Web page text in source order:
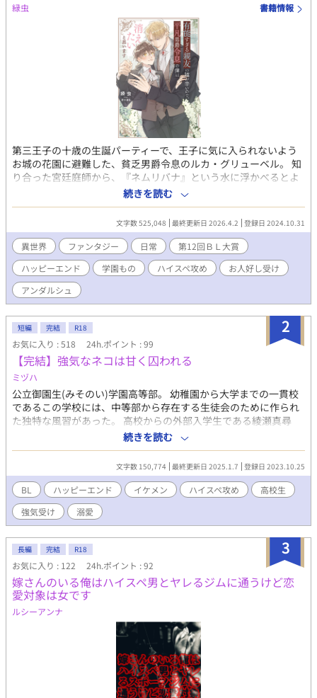
緑虫 書籍情報
第三王子の十歳の生誕パーティーで、王子に気に入られないよう
お城の花園に避難した、貧乏男爵令息のルカ・グリューベル。 知
り合った宮廷庭師から、『ネムリバナ』という水に浮かべるとよ
く寝られる香りを放つ花びらをもらう。 花園からの帰り道、噴水
で泣いている少年に遭遇。目の下に酷いクマのある少年を慰めた
ルカは、もらったばかりの花びらを男の子に渡して立ち去った。
十二歳になり、ルカは寄宿学校に入学する。 寮の同室になった子
は、まさかのその時の男の子、アルフレート（アリ）・ユーネル
侯爵令息だった。 見目麗しく文武両道のアリ。だが二年前と変わ
らず睡眠障害を抱えていて、目の下のクマは健在。 宮廷庭師と親
交を続けていたルカには、『ネムリバナ』を第三王子の為に学校
の温室で育てる役割を与えられていた。アリは花びらを王子の元
できるようになったルカは、早速アリに使ってみることに。 やが
て問題なく眠れるようになったアリはめきめきと頭角を表し、し
がない男爵令息にすぎない平凡なルカには手の届かない存在にな
っていく。 次第にアリに対する恋心に気づくルカ。だが、男の自
分はアリとは不釣り合いだと、卒業を機に離れることを決意す
る。 アリを見ない為に地方に移ったルカ。実はここは、アリの叔
父が経営する領地。そこでたった半年の間に朗らかで輝いていた
アリの変わり果てた姿を見てしまい――。 ハイスペ不眠攻めxお
人好し平凡受けのファンタジーBLです。ハピエン。
続きを読む
文字数 525,048 最終更新日 2026.4.2 登録日 2024.10.31
異世界 ファンタジー 日常
第12回ＢＬ大賞
ハッピーエンド
学園もの ハイスペ攻め
お人好し受け
アンダルシュ
2
短編 完結 R18
お気に入り : 518 24h.ポイント : 99
【完結】強気なネコは甘く囚われる
ミヅハ
公立御園生(みそのい)学園高等部。 幼稚園から大学までの一貫校
であるこの学校には、中等部から存在する生徒会のために作られ
た独特な風習があった。 高校からの外部入学生である綾瀬真尋
は、二週間経っても幼馴染みの長谷川倖人以外と親しく出来ない
でいたのだが、ある日の食堂で思わぬ事態に遭遇する。 学校の風
習など何も知らない真尋は、生徒会長の香月廉からとんでもない
事を言われてしまい大反発。 立場なども忘れて怒鳴りつけるもの
の意味はなく、それにブチ切れた真尋は、とりあえず関わらない
ようにしようと逃げ回ることにし───。 俺様美形攻め×生意気
強気美人受け *受けの口悪いです* ※性的描写有り オリジナル設
定あります。
続きを読む
文字数 150,774 最終更新日 2025.1.7 登録日 2023.10.25
BL ハッピーエンド イケメン ハイスペ攻め
高校生
強気受け
溺愛
3
長編 完結 R18
お気に入り : 122 24h.ポイント : 92
嫁さんのいる俺はハイスペ男とヤレるジムに通うけど恋
愛対象は女です
ルシーアンナ